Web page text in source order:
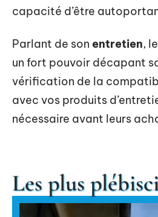
capacité d’être
Parlant de son entretien,
un fort pouvoir décapant
vérification de la
avec vos produits
nécessaire avant leurs
Les plus